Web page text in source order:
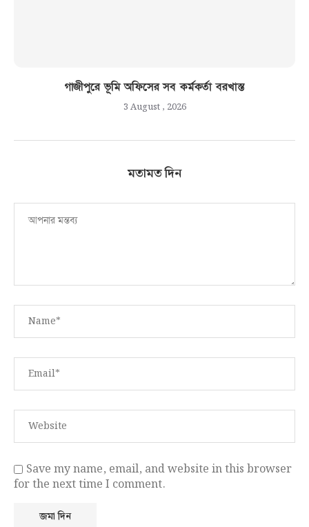
গাজীপুরে ভূমি অফিসের সব কর্মকর্তা বরখাস্ত
3 August , 2026
মতামত দিন
Save my name, email, and website in this browser
for the next time I comment.